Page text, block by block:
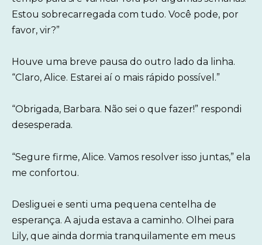
Estou sobrecarregada com tudo. Você pode, por
favor, vir?”
Houve uma breve pausa do outro lado da linha.
“Claro, Alice. Estarei aí o mais rápido possível.”
“Obrigada, Barbara. Não sei o que fazer!” respondi
desesperada.
“Segure firme, Alice. Vamos resolver isso juntas,” ela
me confortou.
Desliguei e senti uma pequena centelha de
esperança. A ajuda estava a caminho. Olhei para
Lily, que ainda dormia tranquilamente em meus